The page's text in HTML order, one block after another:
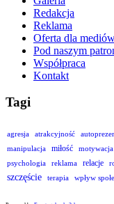
Redakcja
Reklama
Oferta dla
Pod naszym
Współpraca
Kontakt
Tagi
agresja atrakcyjność
manipulacja
miłość motywacja
psychologia
reklama relacje
szczęście terapia wpływ